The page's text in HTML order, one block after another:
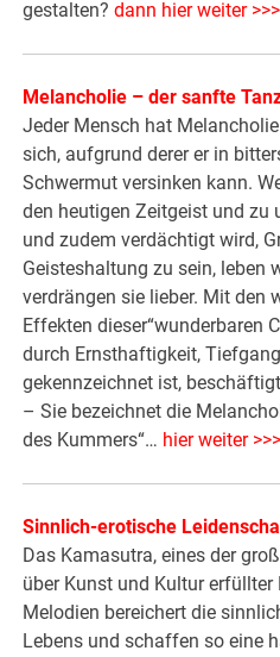
gestalten?dann hier weiter >>>
Melancholie – der sanfte
Jeder Mensch hat
sich, aufgrund derer er in
Schwermut versinken kann.
den heutigen Zeitgeist und zu
und zudem verdächtigt wird,
Geisteshaltung zu sein, leben
verdrängen sie lieber. Mit den
Effekten dieser“wunderbaren
durch Ernsthaftigkeit,
gekennzeichnet ist,
– Sie bezeichnet die
des Kummers“… hier weiter >>>
Sinnlich-erotische
Das Kamasutra, eines der
über Kunst und Kultur erfüllter
Melodien bereichert die
Lebens und schaffen so eine